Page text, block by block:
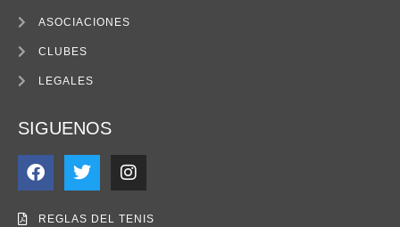
ASOCIACIONES
CLUBES
LEGALES
SIGUENOS
REGLAS DEL TENIS